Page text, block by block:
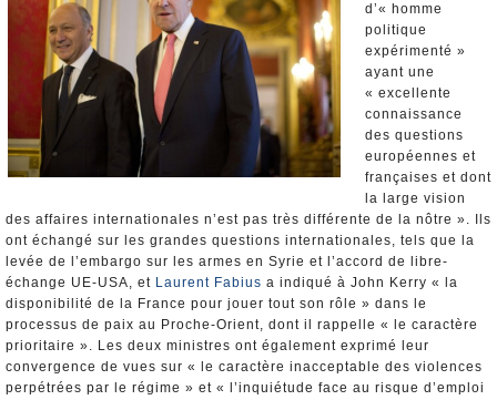
d’« homme
politique
expérimenté »
ayant une
« excellente
connaissance
des questions
européennes et
françaises et dont
la large vision
des affaires internationales n’est pas très différente de la nôtre ». Ils
ont échangé sur les grandes questions internationales, tels que la
levée de l’embargo sur les armes en Syrie et l’accord de libre-
échange UE-USA, et Laurent Fabius a indiqué à John Kerry « la
disponibilité de la France pour jouer tout son rôle » dans le
processus de paix au Proche-Orient, dont il rappelle « le caractère
prioritaire ». Les deux ministres ont également exprimé leur
convergence de vues sur « le caractère inacceptable des violences
perpétrées par le régime » et « l’inquiétude face au risque d’emploi